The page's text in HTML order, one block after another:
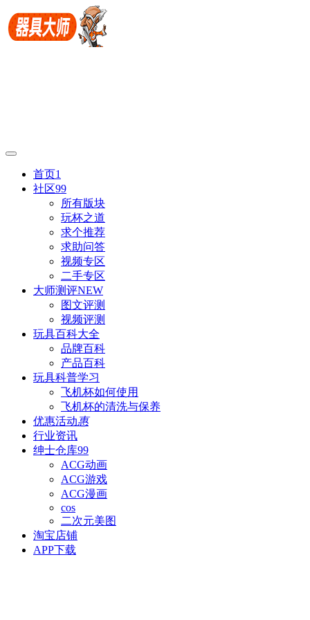
首页1
社区99
所有版块
玩杯之道
求个推荐
求助问答
视频专区
二手专区
大师测评NEW
图文评测
视频评测
玩具百科大全
品牌百科
产品百科
玩具科普学习
飞机杯如何使用
飞机杯的清洗与保养
优惠活动惠
行业资讯
绅士仓库99
ACG动画
ACG游戏
ACG漫画
cos
二次元美图
淘宝店铺
APP下载